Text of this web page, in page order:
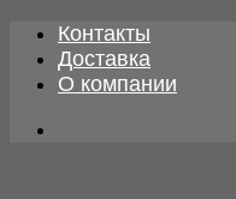
Skip
content
Контакты
Доставка
О компании